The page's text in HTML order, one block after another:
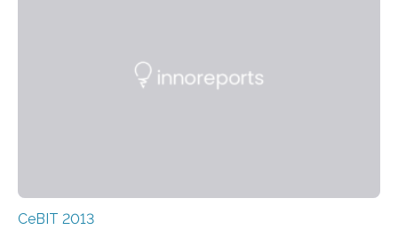
CeBIT 2013